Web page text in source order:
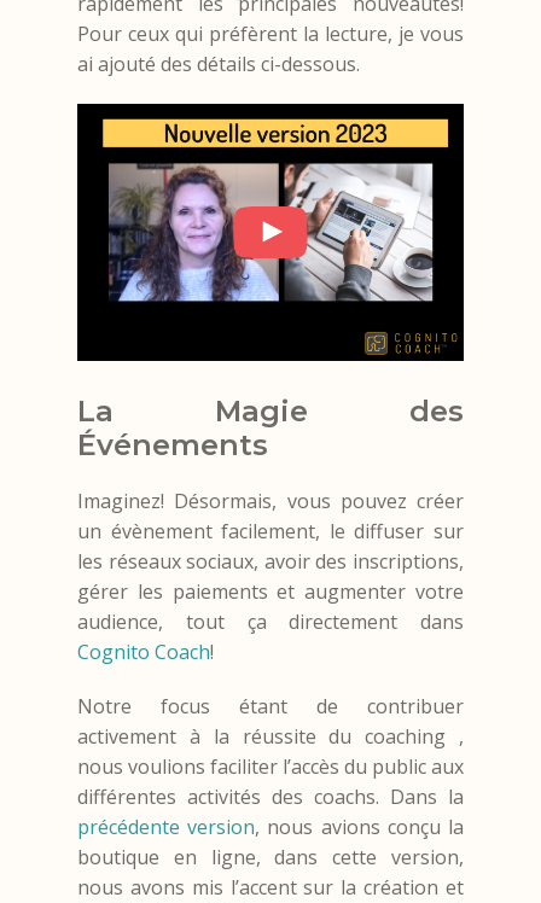
Pour ceux qui préfèrent la lecture, je vous
ai ajouté des détails ci-dessous.
La Magie des
Événements
Imaginez! Désormais, vous pouvez créer
un évènement facilement, le diffuser sur
les réseaux sociaux, avoir des inscriptions,
gérer les paiements et augmenter votre
audience, tout ça directement dans
Cognito Coach!
Notre focus étant de contribuer
activement à la réussite du coaching ,
nous voulions faciliter l’accès du public aux
différentes activités des coachs. Dans la
précédente version, nous avions conçu la
boutique en ligne, dans cette version,
nous avons mis l’accent sur la création et